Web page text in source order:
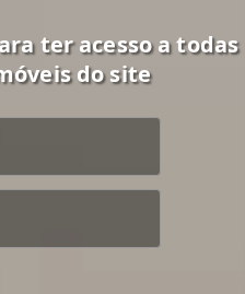
ter acesso a todas
do site